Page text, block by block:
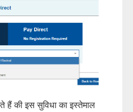
की इस सुविधा का इस्तेमाल